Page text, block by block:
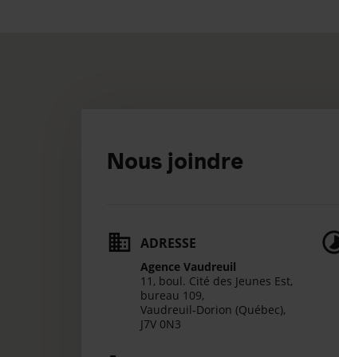
Nous joindre
ADRESSE
Agence Vaudreuil
11, boul. Cité des Jeunes Est,
bureau 109,
Vaudreuil-Dorion (Québec),
J7V 0N3